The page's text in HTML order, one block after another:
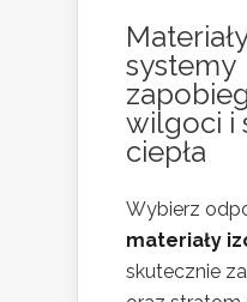
systemy
wilgoci i
ciepła
Wybierz
materiały
skutecznie